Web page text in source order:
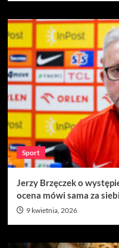
Sport
Jerzy Brzęczek o
ocena mówi sama za
9 kwietnia, 2026